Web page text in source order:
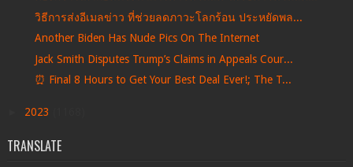
วิธีการส่งอีเมลข่าว ที่ช่วยลดภาวะโลกร้อน ประหยัดพล...
Another Biden Has Nude Pics On The Internet
Jack Smith Disputes Trump’s Claims in Appeals Cour...
⏰ Final 8 Hours to Get Your Best Deal Ever!; The T...
2023
TRANSLATE